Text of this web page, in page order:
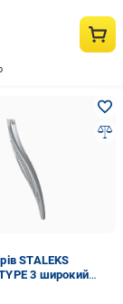
STALEKS
3 широкий
12/3)